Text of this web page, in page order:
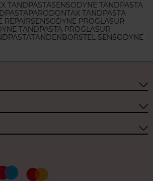
TANDPASTASENSODYNE TANDPASTA
PARODONTAX TANDPASTA
REPAIRSENSODYNE PROGLASUR
TANDPASTA PROGLASUR
TANDENBORSTEL SENSODYNE